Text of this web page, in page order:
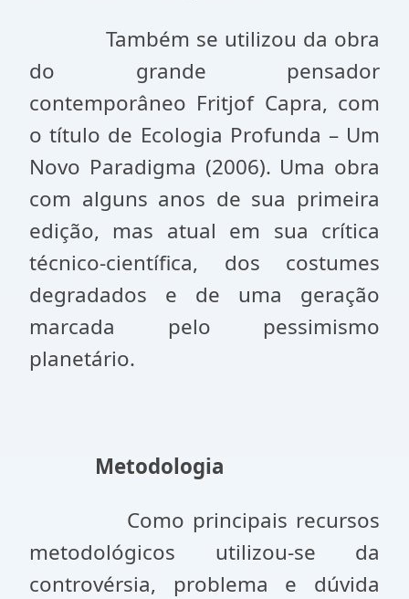
Também se utilizou da obra
do grande pensador
contemporâneo Fritjof Capra, com
o título de Ecologia Profunda – Um
Novo Paradigma (2006). Uma obra
com alguns anos de sua primeira
edição, mas atual em sua crítica
técnico-científica, dos costumes
degradados e de uma geração
marcada pelo pessimismo
planetário.
Metodologia
Como principais recursos
metodológicos utilizou-se da
controvérsia, problema e dúvida